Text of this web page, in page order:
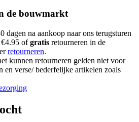
de bouwmarkt
dagen na aankoop naar ons terugsturen
ofgratis retourneren in de
retourneren.
kunnen retourneren gelden niet voor
en verse/ bederfelijke artikelen zoals